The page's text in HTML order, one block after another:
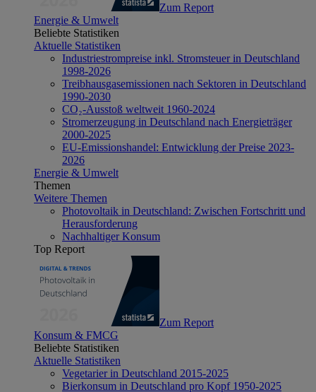
Zum Report
Energie & Umwelt
Beliebte Statistiken
Aktuelle Statistiken
Industriestrompreise inkl. Stromsteuer in Deutschland
1998-2026
Treibhausgasemissionen nach Sektoren in Deutschland
1990-2030
CO₂-Ausstoß weltweit 1960-2024
Stromerzeugung in Deutschland nach Energieträger
2000-2025
EU-Emissionshandel: Entwicklung der Preise 2023-
2026
Energie & Umwelt
Themen
Weitere Themen
Photovoltaik in Deutschland: Zwischen Fortschritt und
Herausforderung
Nachhaltiger Konsum
Top Report
Zum Report
Konsum & FMCG
Beliebte Statistiken
Aktuelle Statistiken
Vegetarier in Deutschland 2015-2025
Bierkonsum in Deutschland pro Kopf 1950-2025